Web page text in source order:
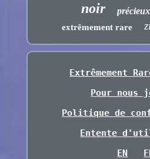
noir précieux
extrêmement rare
Extrêmement
Pour nous
Politique de
Entente
EN